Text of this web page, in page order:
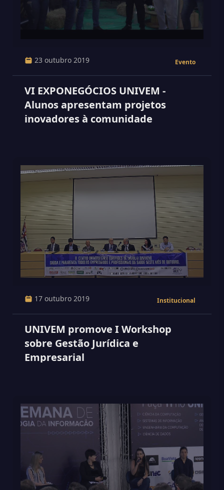
23 outubro 2019 Evento
VI EXPONEGÓCIOS UNIVEM -
Alunos apresentam projetos
inovadores à comunidade
17 outubro 2019 Institucional
UNIVEM promove I Workshop
sobre Gestão Jurídica e
Empresarial